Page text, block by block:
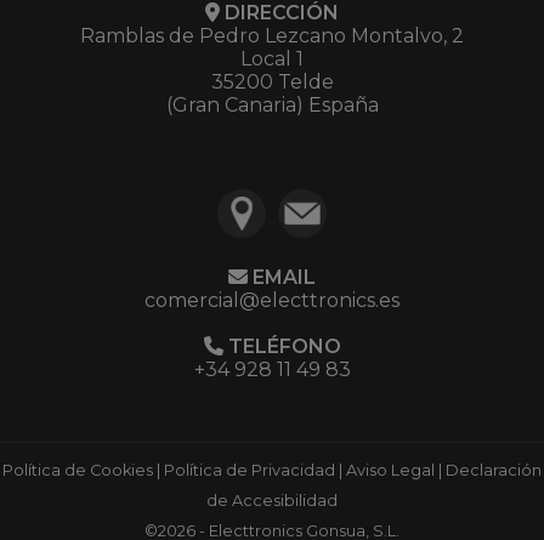
DIRECCIÓN
Ramblas de Pedro Lezcano Montalvo, 2
Local 1
35200 Telde
(Gran Canaria) España
EMAIL
comercial@electtronics.es
TELÉFONO
+34 928 11 49 83
Política de Cookies Política de Privacidad Aviso Legal
Declaración
de Accesibilidad
©2026 - Electtronics Gonsua, S.L.